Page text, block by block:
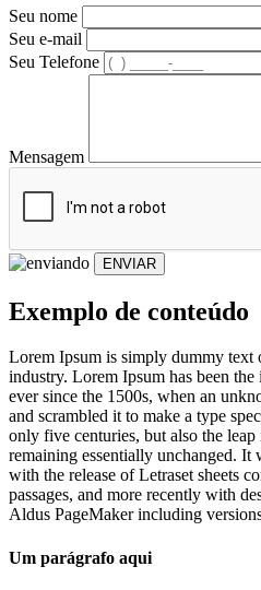
Seu nome
Seu e-mail
Seu Telefone
Mensagem
ENVIAR
Exemplo de conteúdo
Lorem Ipsum is simply dummy text
industry. Lorem Ipsum has been
ever since the 1500s, when an
and scrambled it to make a type
only five centuries, but also the
remaining essentially unchanged. It
with the release of Letraset sheets
passages, and more recently with
Aldus PageMaker including
Um parágrafo aqui